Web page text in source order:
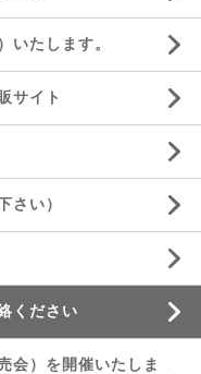
いたします。
サイト
さい）
ください
会）を開催いたしま